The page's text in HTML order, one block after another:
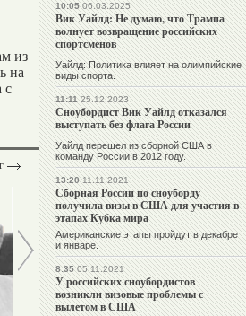
из
на
с
Ангелина
МЕЛЬНИКОВА
Виталий
ЩЕРБО
10:0506.03.2025
Вик Уайлд: Не думаю, что Трампа
волнует возвращение российских
спортсменов
Уайлд: Политика влияет на олимпийские
виды спорта.
11:1125.12.2023
Сноубордист Вик Уайлд отказался
выступать без флага России
Уайлд перешел из сборной США в
команду России в 2012 году.
13:2011.11.2021
Сборная России по сноуборду
получила визы в США для участия в
этапах Кубка мира
Американские этапы пройдут в декабре
и январе.
8:3505.11.2021
У российских сноубордистов
возникли визовые проблемы с
вылетом в США